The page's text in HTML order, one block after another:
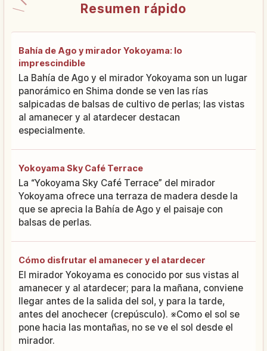
Resumen rápido
Bahía de Ago y mirador Yokoyama: lo
imprescindible
La Bahía de Ago y el mirador Yokoyama son un lugar
panorámico en Shima donde se ven las rías
salpicadas de balsas de cultivo de perlas; las vistas
al amanecer y al atardecer destacan
especialmente.
Yokoyama Sky Café Terrace
La “Yokoyama Sky Café Terrace” del mirador
Yokoyama ofrece una terraza de madera desde la
que se aprecia la Bahía de Ago y el paisaje con
balsas de perlas.
Cómo disfrutar el amanecer y el atardecer
El mirador Yokoyama es conocido por sus vistas al
amanecer y al atardecer; para la mañana, conviene
llegar antes de la salida del sol, y para la tarde,
antes del anochecer (crepúsculo). ※Como el sol se
pone hacia las montañas, no se ve el sol desde el
mirador.